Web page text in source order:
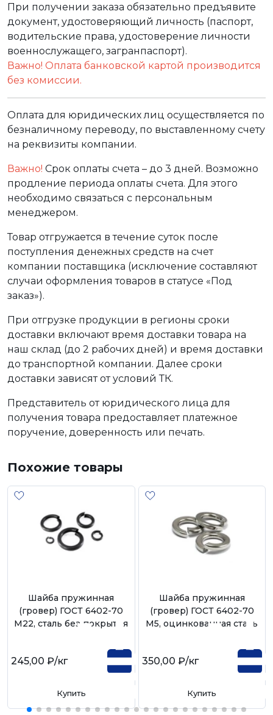
При получении заказа обязательно предъявите
документ, удостоверяющий личность (паспорт,
водительские права, удостоверение личности
военнослужащего, загранпаспорт).
Важно! Оплата банковской картой производится
без комиссии.
Оплата для юридических лиц осуществляется по
безналичному переводу, по выставленному счету
на реквизиты компании.
Важно! Срок оплаты счета – до 3 дней. Возможно
продление периода оплаты счета. Для этого
необходимо связаться с персональным
менеджером.
Товар отгружается в течение суток после
поступления денежных средств на счет
компании поставщика (исключение составляют
случаи оформления товаров в статусе «Под
заказ»).
При отгрузке продукции в регионы сроки
доставки включают время доставки товара на
наш склад (до 2 рабочих дней) и время доставки
до транспортной компании. Далее сроки
доставки зависят от условий ТК.
Представитель от юридического лица для
получения товара предоставляет платежное
поручение, доверенность или печать.
Похожие товары
Шайба пружинная
(гровер) ГОСТ 6402-70
М22, сталь без покрытия
245,00 ₽/кг
Купить
Шайба пружинная
(гровер) ГОСТ 6402-70
М5, оцинкованная сталь
350,00 ₽/кг
Купить